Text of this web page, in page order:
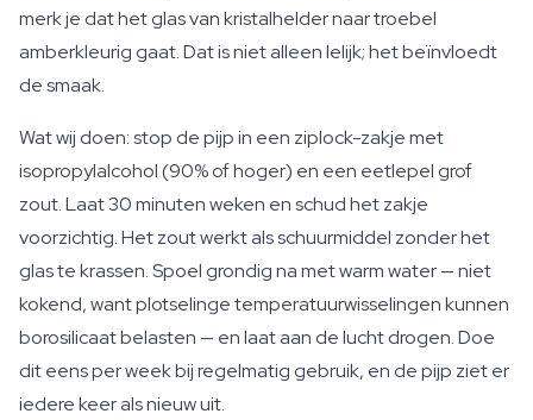
merk je dat het glas van kristalhelder naar troebel
amberkleurig gaat. Dat is niet alleen lelijk; het beïnvloedt
de smaak.
Wat wij doen: stop de pijp in een ziplock-zakje met
isopropylalcohol (90% of hoger) en een eetlepel grof
zout. Laat 30 minuten weken en schud het zakje
voorzichtig. Het zout werkt als schuurmiddel zonder het
glas te krassen. Spoel grondig na met warm water — niet
kokend, want plotselinge temperatuurwisselingen kunnen
borosilicaat belasten — en laat aan de lucht drogen. Doe
dit eens per week bij regelmatig gebruik, en de pijp ziet er
iedere keer als nieuw uit.